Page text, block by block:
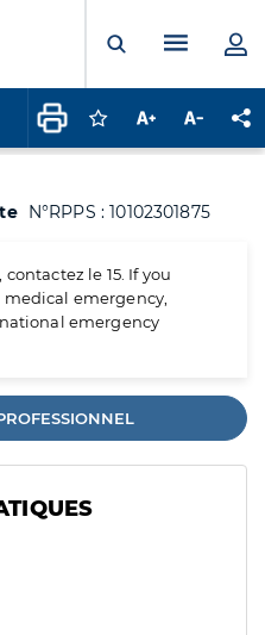
Ouvrir laMenu
Connectez-vous
Augmenter la
N°RPPS : 10102301875
le 15. If you
emergency,
emergency